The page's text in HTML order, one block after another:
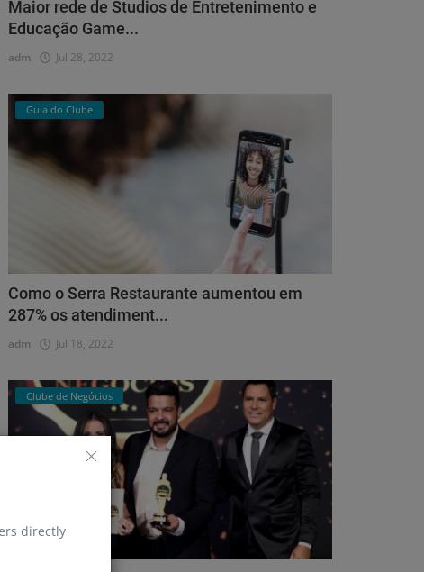
directly
Maior rede de Studios de Entretenimento e
Educação Game...
adm Jul 28, 2022
Guia do Clube
Como o Serra Restaurante aumentou em
287% os atendiment...
adm Jul 18, 2022
Clube de Negócios